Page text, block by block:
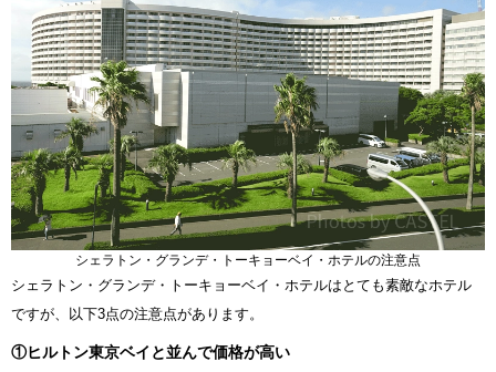
シェラトン・グランデ・トーキョーベイ・ホテルの注意点
シェラトン・グランデ・トーキョーベイ・ホテルはとても素敵なホテル
ですが、以下3点の注意点があります。
①ヒルトン東京ベイと並んで価格が高い